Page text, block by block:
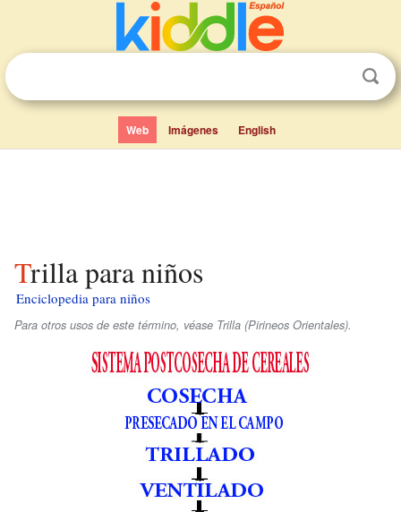
Web Imágenes English
Trilla para niños
Enciclopedia para niños
Para otros usos de este término, véase Trilla (Pirineos Orientales).